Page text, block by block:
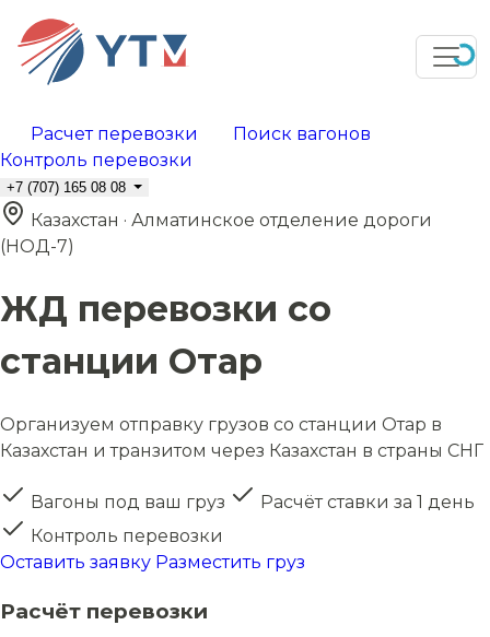
Расчет перевозки
Поиск вагонов
Контроль перевозки
+7 (707) 165 08 08
Казахстан · Алматинское отделение дороги
(НОД-7)
ЖД перевозки со
станции Отар
Организуем отправку грузов со станции Отар в
Казахстан и транзитом через Казахстан в страны СНГ
Вагоны под ваш груз
Расчёт ставки за 1 день
Контроль перевозки
Оставить заявку Разместить груз
Расчёт перевозки